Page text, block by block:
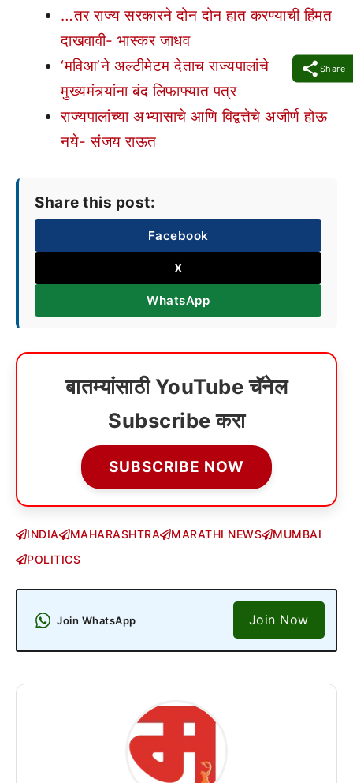
Share
…तर राज्य सरकारने दोन दोन हात करण्याची हिंमत
दाखवावी- भास्कर जाधव
‘मविआ’ने अल्टीमेटम देताच राज्यपालांचे
मुख्यमंत्र्यांना बंद लिफाफ्यात पत्र
राज्यपालांच्या अभ्यासाचे आणि विद्वत्तेचे अजीर्ण होऊ
नये- संजय राऊत
Share this post:
Facebook
X
WhatsApp
बातम्यांसाठी YouTube चॅनेल
Subscribe करा
SUBSCRIBE NOW
INDIA MAHARASHTRA MARATHI NEWS
MUMBAI
POLITICS
Join WhatsApp Join Now